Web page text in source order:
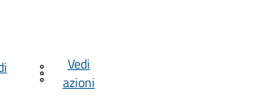
Vedi
azioni